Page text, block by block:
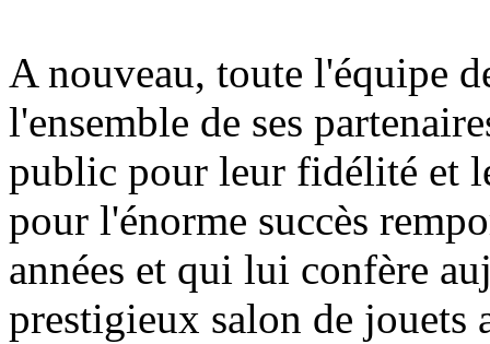
A nouveau, toute l'équipe
l'ensemble de ses
public pour leur fidélité et
pour l'énorme succès
années et qui lui confère
prestigieux salon de jouets